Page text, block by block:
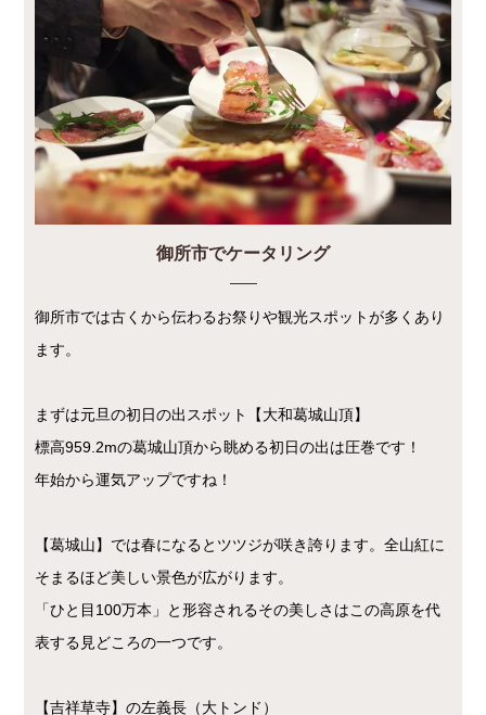
御所市でケータリング
御所市では古くから伝わるお祭りや観光スポットが多くあり
ます。
まずは元旦の初日の出スポット【大和葛城山頂】
標高959.2mの葛城山頂から眺める初日の出は圧巻です！
年始から運気アップですね！
【葛城山】では春になるとツツジが咲き誇ります。全山紅に
そまるほど美しい景色が広がります。
「ひと目100万本」と形容されるその美しさはこの高原を代
表する見どころの一つです。
【吉祥草寺】の左義長（大トンド）